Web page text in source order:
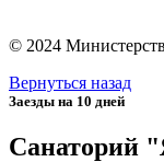
© 2024
Вернуться назад
Заезды на 10 дней
Санаторий